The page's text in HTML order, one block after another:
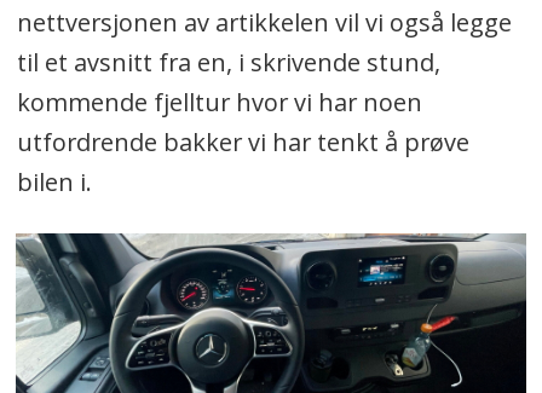
nettversjonen av artikkelen vil vi også legge
til et avsnitt fra en, i skrivende stund,
kommende fjelltur hvor vi har noen
utfordrende bakker vi har tenkt å prøve
bilen i.